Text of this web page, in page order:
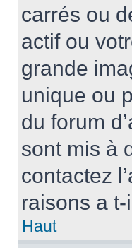
carrés ou
actif ou
grande
unique ou
du forum
sont mis à
contactez
raisons a
Haut